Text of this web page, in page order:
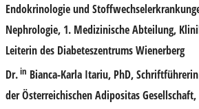
Endokrinologie und
Nephrologie, 1. Medizinische Abteilung,
Leiterin des Diabeteszentrums Wienerberg
Dr.in Bianca-Karla Itariu, PhD,
der Österreichischen Adipositas